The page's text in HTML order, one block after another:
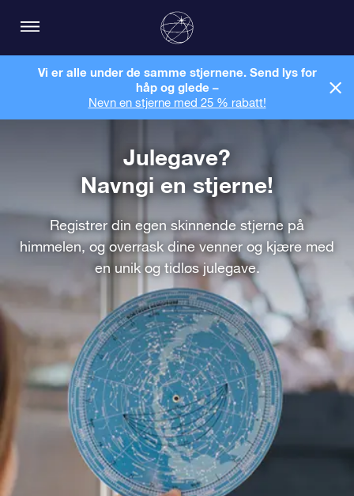
Vi er alle under de samme stjernene. Send lys for
håp og glede –
Nevn en stjerne med 25 % rabatt!
Julegave?
Navngi en stjerne!
Registrer din egen skinnende stjerne på
himmelen, og overrask dine venner og kjære med
en unik og tidløs julegave.